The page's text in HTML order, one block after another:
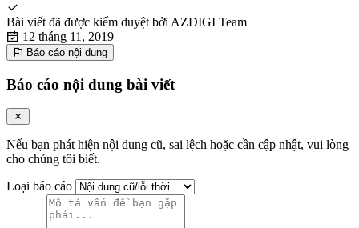
Bài viết đã được kiểm duyệt bởi AZDIGI Team
12 tháng 11, 2019
Báo cáo nội dung
Báo cáo nội dung bài viết
Nếu bạn phát hiện nội dung cũ, sai lệch hoặc cần cập nhật, vui lòng
cho chúng tôi biết.
Loại báo cáo